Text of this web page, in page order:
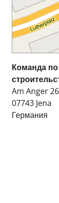
Команда
Am Anger 26
07743 Jena
Германия